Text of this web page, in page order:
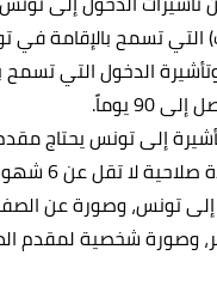
التي تسمح بالإقامة في
7 أيام، وتأشيرة الدخول التي
90 يوماً.
إلى تونس يحتاج
جواز سفر
إلى تونس، وصورة عن
وصورة شخصية لمقدم